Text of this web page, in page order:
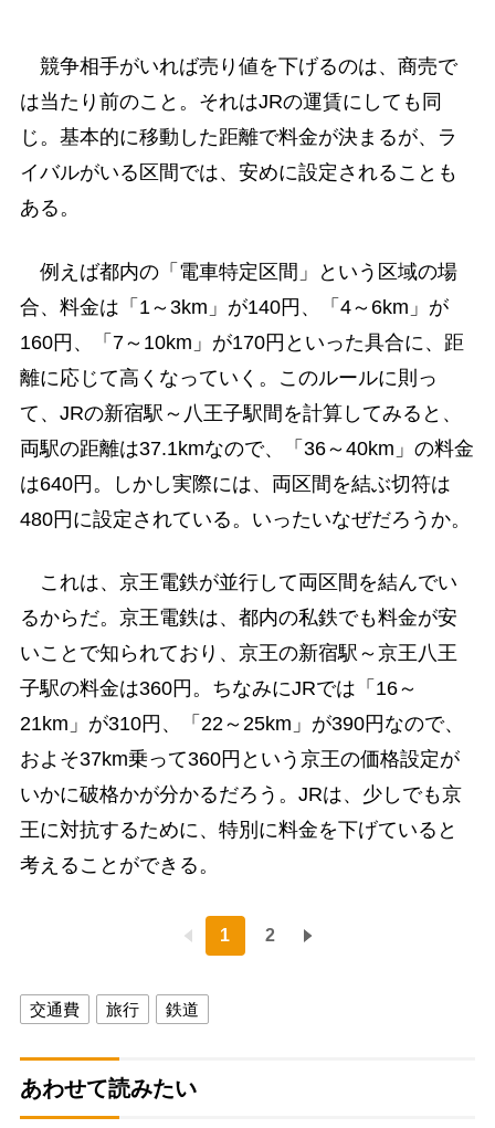
競争相手がいれば売り値を下げるのは、商売で
は当たり前のこと。それはJRの運賃にしても同
じ。基本的に移動した距離で料金が決まるが、ラ
イバルがいる区間では、安めに設定されることも
ある。
例えば都内の「電車特定区間」という区域の場
合、料金は「1～3km」が140円、「4～6km」が
160円、「7～10km」が170円といった具合に、距
離に応じて高くなっていく。このルールに則っ
て、JRの新宿駅～八王子駅間を計算してみると、
両駅の距離は37.1kmなので、「36～40km」の料金
は640円。しかし実際には、両区間を結ぶ切符は
480円に設定されている。いったいなぜだろうか。
これは、京王電鉄が並行して両区間を結んでい
るからだ。京王電鉄は、都内の私鉄でも料金が安
いことで知られており、京王の新宿駅～京王八王
子駅の料金は360円。ちなみにJRでは「16～
21km」が310円、「22～25km」が390円なので、
およそ37km乗って360円という京王の価格設定が
いかに破格かが分かるだろう。JRは、少しでも京
王に対抗するために、特別に料金を下げていると
考えることができる。
1 2
交通費 旅行 鉄道
あわせて読みたい